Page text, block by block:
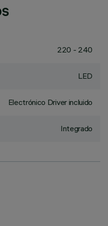
220 - 240
LED
Electrónico Driver incluido
Integrado